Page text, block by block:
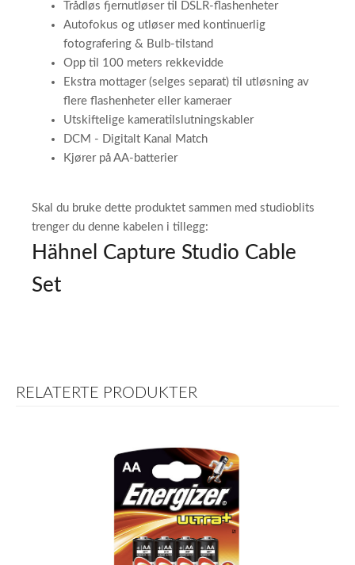
Trådløs fjernutløser til DSLR-flashenheter
Autofokus og utløser med kontinuerlig
fotografering & Bulb-tilstand
Opp til 100 meters rekkevidde
Ekstra mottager (selges separat) til utløsning av
flere flashenheter eller kameraer
Utskiftelige kameratilslutningskabler
DCM - Digitalt Kanal Match
Kjører på AA-batterier
Skal du bruke dette produktet sammen med studioblits
trenger du denne kabelen i tillegg:
Hähnel Capture Studio Cable
Set
RELATERTE PRODUKTER